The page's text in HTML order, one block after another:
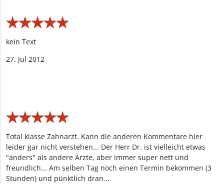
★★★★★
★★★★★
kein Text
27. Jul 2012
★★★★★
★★★★★
Total klasse Zahnarzt. Kann die anderen Kommentare hier
leider gar nicht verstehen... Der Herr Dr. ist vielleicht etwas
"anders" als andere Ärzte, aber immer super nett und
freundlich... Am selben Tag noch einen Termin bekommen (3
Stunden) und pünktlich dran...